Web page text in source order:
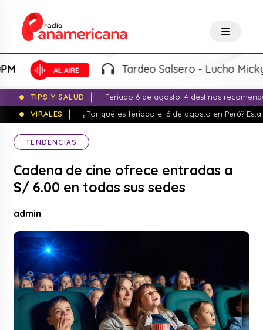
Tardeo Salsero - Lucho Micky |
TIPS Y SALUD
Feriado 6 de agosto: 4 destinos
VIRALES
¿Por qué es feriado el 6 de agosto en Perú?
TENDENCIAS
Cadena de cine ofrece entradas a
S/ 6.00 en todas sus sedes
admin